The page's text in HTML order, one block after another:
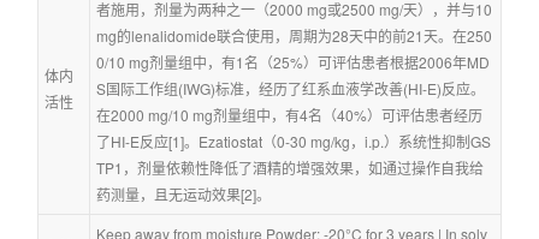
体内
活性
者施用，剂量为两种之一（2000 mg或2500 mg/天），并与10
mg的lenalidomide联合使用，周期为28天中的前21天。在250
0/10 mg剂量组中，有1名（25%）可评估患者根据2006年MD
S国际工作组(IWG)标准，经历了红系血液学改善(HI-E)反应。
在2000 mg/10 mg剂量组中，有4名（40%）可评估患者经历
了HI-E反应[1]。Ezatiostat（0-30 mg/kg，i.p.）系统性抑制GS
TP1，剂量依赖性降低了酒精的增强效果，如通过操作自我给
药测量，且无运动效果[2]。
Keep away from moisture Powder: -20°C for 3 years | In solv